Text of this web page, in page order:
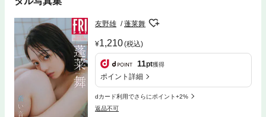
友野雄 蓬莱舞
1,210(税込)
11pt獲得
ポイント詳細
dカード利用でさらにポイント+2%
返品不可